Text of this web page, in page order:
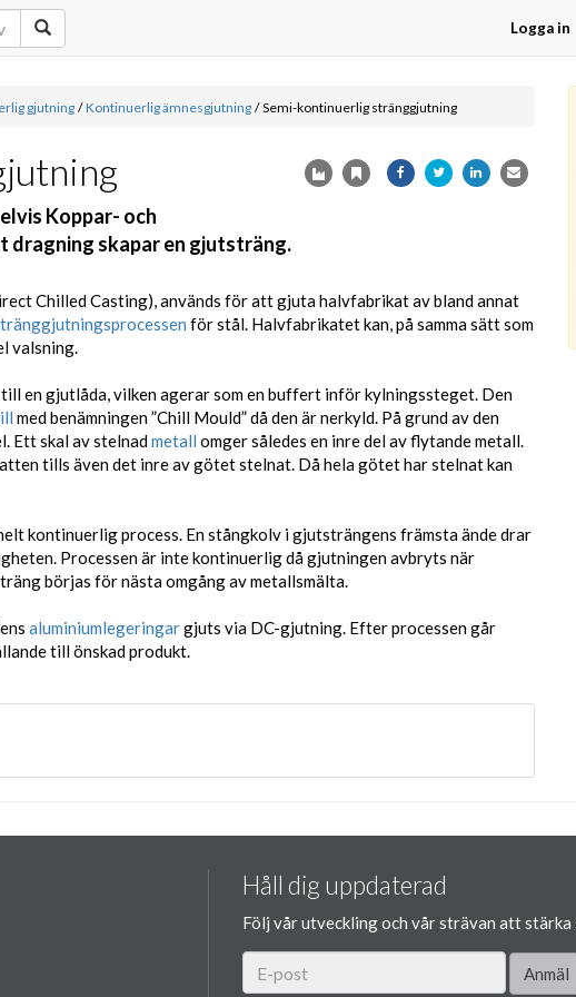
Logga in
gjutning/ Kontinuerlig ämnesgjutning / Semi-kontinuerlig stränggjutning
Koppar- och
dragning skapar en gjutsträng.
Chilled Casting), används för att gjuta halvfabrikat av bland annat
för stål. Halvfabrikatet kan, på samma sätt som
valsning.
en gjutlåda, vilken agerar som en buffert inför kylningssteget. Den
med benämningen ”Chill Mould” då den är nerkyld. På grund av den
Ett skal av stelnadmetall omger således en inre del av flytande metall.
tills även det inre av götet stelnat. Då hela götet har stelnat kan
kontinuerlig process. En stångkolv i gjutsträngens främsta ände drar
Processen är inte kontinuerlig då gjutningen avbryts när
börjas för nästa omgång av metallsmälta.
aluminiumlegeringargjuts via DC-gjutning. Efter processen går
till önskad produkt.
Håll dig uppdaterad
Följ vår utveckling och vår strävan att
Anmäl